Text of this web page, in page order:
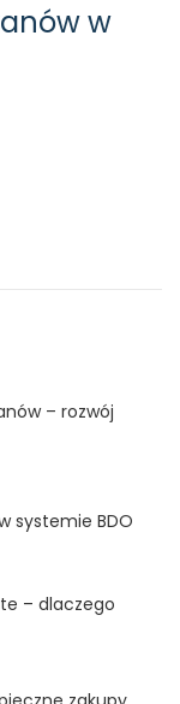
w
– rozwój
systemie BDO
– dlaczego